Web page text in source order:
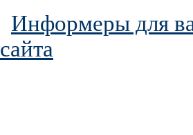
Информеры для
сайта